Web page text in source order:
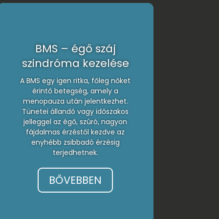
BMS – égő száj
szindróma kezelése
A BMS egy igen ritka, főleg nőket
érintő betegség, amely a
menopauza után jelentkezhet.
Tünetei állandó vagy időszakos
jelleggel az égő, szúró, nagyon
fájdalmas érzéstől kezdve az
enyhébb zsibbadó érzésig
terjedhetnek.
BŐVEBBEN